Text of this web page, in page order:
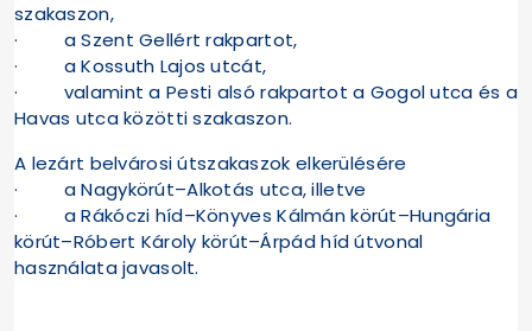
szakaszon,
· a Szent Gellért rakpartot,
· a Kossuth Lajos utcát,
· valamint a Pesti alsó rakpartot a Gogol utca és a
Havas utca közötti szakaszon.
A lezárt belvárosi útszakaszok elkerülésére
· a Nagykörút–Alkotás utca, illetve
· a Rákóczi híd–Könyves Kálmán körút–Hungária
körút–Róbert Károly körút–Árpád híd útvonal
használata javasolt.